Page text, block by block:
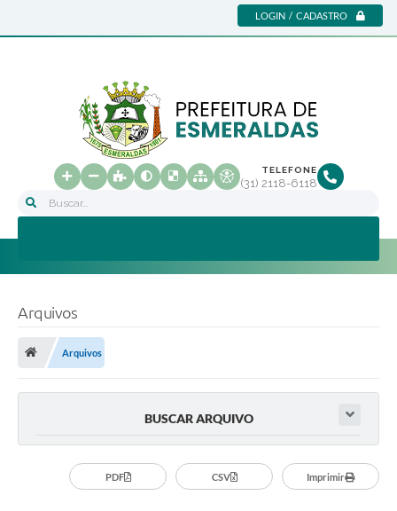
LOGIN / CADASTRO
Buscar...
TELEFONE
(31) 2118-6118
Arquivos
Arquivos
BUSCAR ARQUIVO
PDF CSV Imprimir